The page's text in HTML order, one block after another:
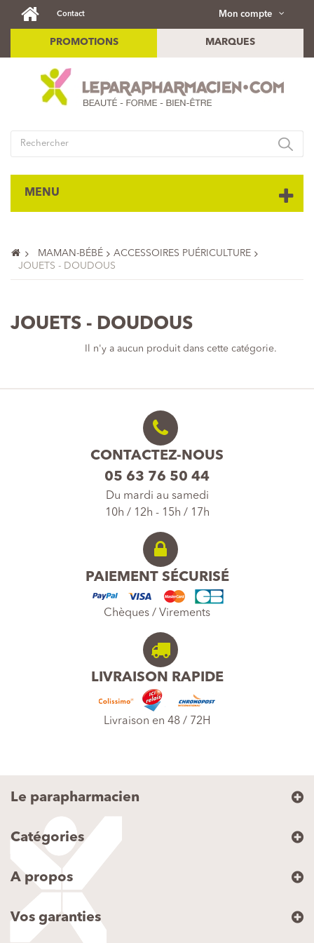
Mon compte
Contact
PROMOTIONS MARQUES
MENU
MAMAN-BÉBÉ
ACCESSOIRES PUÉRICULTURE
JOUETS - DOUDOUS
JOUETS - DOUDOUS
Il n'y a aucun produit dans cette catégorie.
CONTACTEZ-NOUS
05 63 76 50 44
Du mardi au samedi
10h / 12h - 15h / 17h
PAIEMENT SÉCURISÉ
Chèques / Virements
LIVRAISON RAPIDE
Livraison en 48 / 72H
Le parapharmacien
Catégories
A propos
Vos garanties